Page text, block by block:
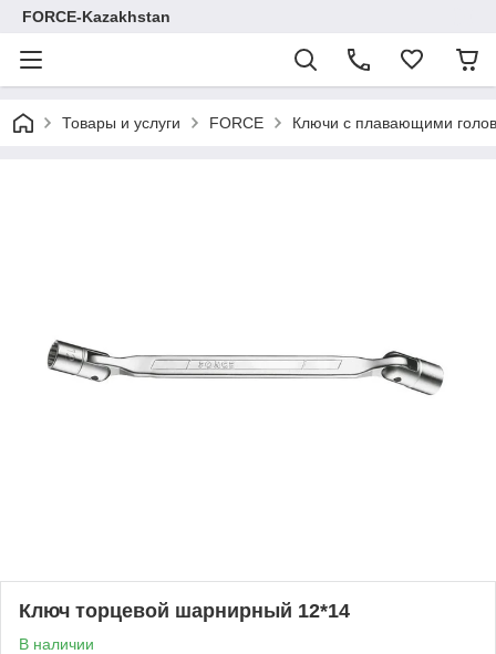
FORCE-Kazakhstan
Товары и услуги FORCE Ключи с плавающими
Ключ торцевой шарнирный 12*14
В наличии